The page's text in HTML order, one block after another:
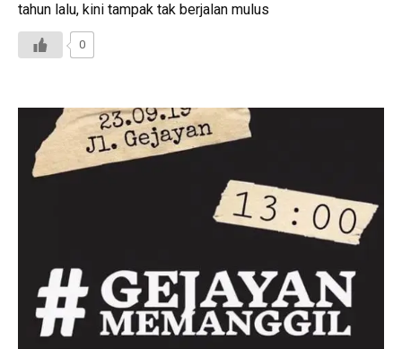
tahun lalu, kini tampak tak berjalan mulus
0